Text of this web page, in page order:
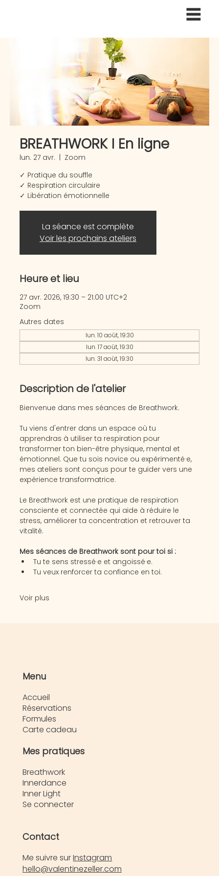
BREATHWORK I En ligne
lun. 27 avr.
  |
Zoom
✓ Pratique du souffle
✓ Respiration circulaire
✓ Libération émotionnelle
La séance est complète
Voir les prochains ateliers
Heure et lieu
27 avr. 2026, 19:30 – 21:00 UTC+2
Zoom
Autres dates
lun. 10 août, 19:30
lun. 17 août, 19:30
lun. 31 août, 19:30
Description de l'atelier
Bienvenue dans mes séances de Breathwork.
Tu viens d'entrer dans un espace où tu
apprendras à utiliser ta respiration pour
transformer ton bien-être physique, mental et
émotionnel. Que tu sois novice ou expérimenté·e,
mes ateliers sont conçus pour te guider vers une
expérience transformatrice.
Le Breathwork est une pratique de respiration
consciente et connectée qui aide à réduire le
stress, améliorer ta concentration et retrouver ta
vitalité.
Mes séances de Breathwork sont pour toi si :
Tu te sens stressé·e et angoissé·e.
Tu veux renforcer ta confiance en toi.
Voir plus
Menu
Accueil
Réservations
Formules
Carte cadeau
Mes pratiques
Breathwork
Innerdance
Inner Light
Se connecter
Contact
hello@valentinezeller.com
Me suivre surInstagram